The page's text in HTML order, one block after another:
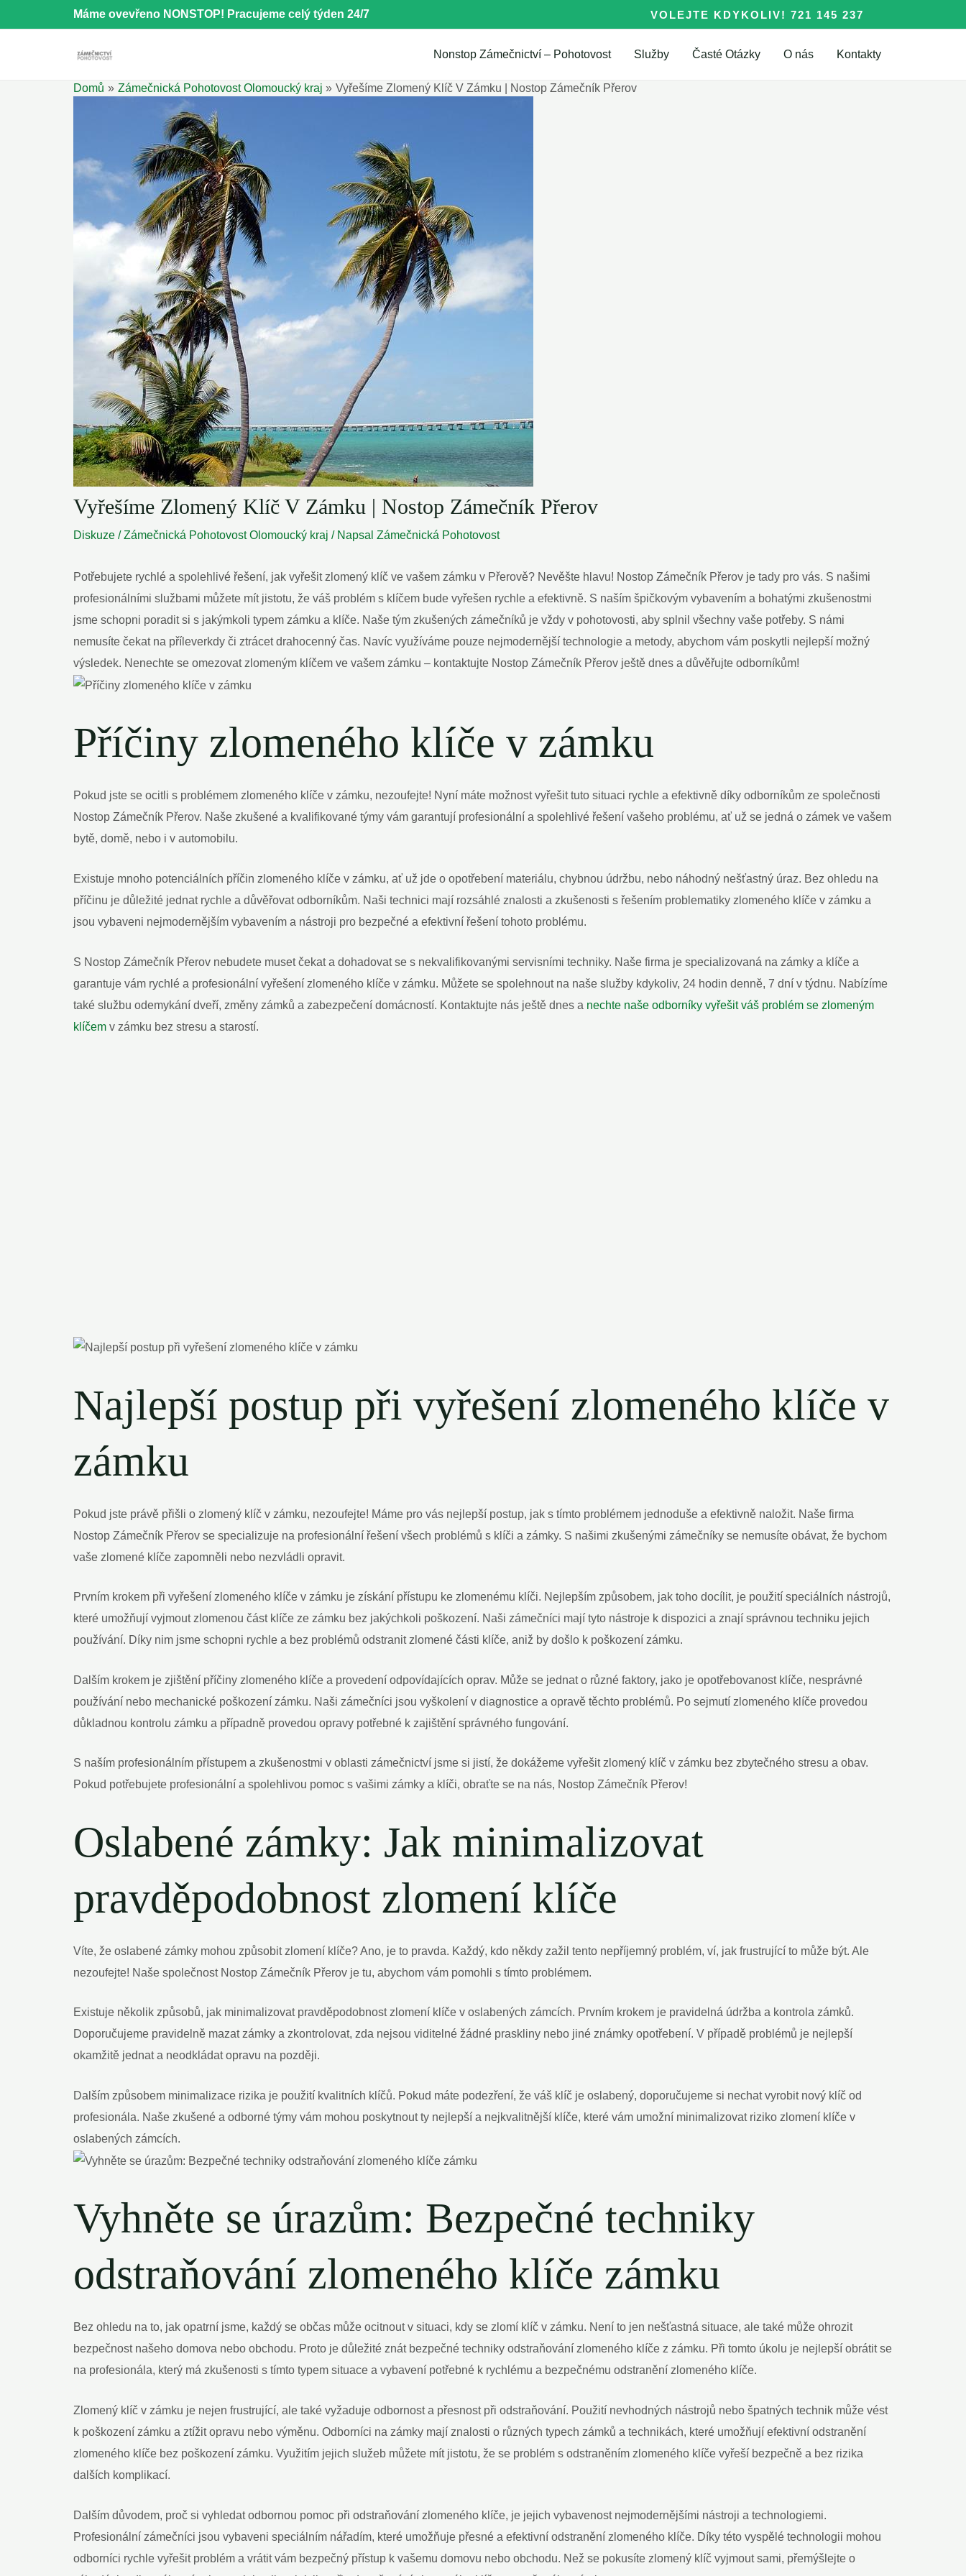
na
Máme ovevřeno NONSTOP! Pracujeme celý týden 24/7 VOLEJTE KDYKOLIV! 721 145 237
Nonstop Zámečnictví – Pohotovost Služby Časté Otázky O nás Kontakty
Domů Zámečnická Pohotovost Olomoucký kraj Vyřešíme Zlomený Klíč V Zámku | Nostop Zámečník Přerov
Vyřešíme Zlomený Klíč V Zámku | Nostop Zámečník Přerov
Diskuze /Zámečnická Pohotovost Olomoucký kraj / Napsal Zámečnická Pohotovost
Potřebujete rychlé a spolehlivé řešení, jak vyřešit zlomený klíč ve vašem zámku v Přerově? Nevěšte hlavu! Nostop Zámečník Přerov je tady pro vás. S našimi
profesionálními službami můžete mít jistotu, že váš problém s klíčem bude vyřešen rychle a efektivně. S naším špičkovým vybavením a bohatými zkušenostmi
jsme schopni poradit si s jakýmkoli typem zámku a klíče. Naše tým zkušených zámečníků je vždy v pohotovosti, aby splnil všechny vaše potřeby. S námi
nemusíte čekat na příleverkdy či ztrácet drahocenný čas. Navíc využíváme pouze nejmodernější technologie a metody, abychom vám poskytli nejlepší možný
výsledek. Nenechte se omezovat zlomeným klíčem ve vašem zámku – kontaktujte Nostop Zámečník Přerov ještě dnes a důvěřujte odborníkům!
Příčiny zlomeného klíče v zámku
Pokud jste se ocitli s problémem zlomeného klíče v zámku, nezoufejte! Nyní máte možnost vyřešit tuto situaci rychle a efektivně díky odborníkům ze společnosti
Nostop Zámečník Přerov. Naše zkušené a kvalifikované týmy vám garantují profesionální a spolehlivé řešení vašeho problému, ať už se jedná o zámek ve vašem
bytě, domě, nebo i v automobilu.
Existuje mnoho potenciálních příčin zlomeného klíče v zámku, ať už jde o opotřebení materiálu, chybnou údržbu, nebo náhodný nešťastný úraz. Bez ohledu na
příčinu je důležité jednat rychle a důvěřovat odborníkům. Naši technici mají rozsáhlé znalosti a zkušenosti s řešením problematiky zlomeného klíče v zámku a
jsou vybaveni nejmodernějším vybavením a nástroji pro bezpečné a efektivní řešení tohoto problému.
S Nostop Zámečník Přerov nebudete muset čekat a dohadovat se s nekvalifikovanými servisními techniky. Naše firma je specializovaná na zámky a klíče a
garantuje vám rychlé a profesionální vyřešení zlomeného klíče v zámku. Můžete se spolehnout na naše služby kdykoliv, 24 hodin denně, 7 dní v týdnu. Nabízíme
také službu odemykání dveří, změny zámků a zabezpečení domácností. Kontaktujte nás ještě dnes a nechte naše odborníky vyřešit váš problém se zlomeným
klíčem v zámku bez stresu a starostí.
Najlepší postup při vyřešení zlomeného klíče v
zámku
Pokud jste právě přišli o zlomený klíč v zámku, nezoufejte! Máme pro vás nejlepší postup, jak s tímto problémem jednoduše a efektivně naložit. Naše firma
Nostop Zámečník Přerov se specializuje na profesionální řešení všech problémů s klíči a zámky. S našimi zkušenými zámečníky se nemusíte obávat, že bychom
vaše zlomené klíče zapomněli nebo nezvládli opravit.
Prvním krokem při vyřešení zlomeného klíče v zámku je získání přístupu ke zlomenému klíči. Nejlepším způsobem, jak toho docílit, je použití speciálních nástrojů,
které umožňují vyjmout zlomenou část klíče ze zámku bez jakýchkoli poškození. Naši zámečníci mají tyto nástroje k dispozici a znají správnou techniku jejich
používání. Díky nim jsme schopni rychle a bez problémů odstranit zlomené části klíče, aniž by došlo k poškození zámku.
Dalším krokem je zjištění příčiny zlomeného klíče a provedení odpovídajících oprav. Může se jednat o různé faktory, jako je opotřebovanost klíče, nesprávné
používání nebo mechanické poškození zámku. Naši zámečníci jsou vyškolení v diagnostice a opravě těchto problémů. Po sejmutí zlomeného klíče provedou
důkladnou kontrolu zámku a případně provedou opravy potřebné k zajištění správného fungování.
S naším profesionálním přístupem a zkušenostmi v oblasti zámečnictví jsme si jistí, že dokážeme vyřešit zlomený klíč v zámku bez zbytečného stresu a obav.
Pokud potřebujete profesionální a spolehlivou pomoc s vašimi zámky a klíči, obraťte se na nás, Nostop Zámečník Přerov!
Oslabené zámky: Jak minimalizovat
pravděpodobnost zlomení klíče
Víte, že oslabené zámky mohou způsobit zlomení klíče? Ano, je to pravda. Každý, kdo někdy zažil tento nepříjemný problém, ví, jak frustrující to může být. Ale
nezoufejte! Naše společnost Nostop Zámečník Přerov je tu, abychom vám pomohli s tímto problémem.
Existuje několik způsobů, jak minimalizovat pravděpodobnost zlomení klíče v oslabených zámcích. Prvním krokem je pravidelná údržba a kontrola zámků.
Doporučujeme pravidelně mazat zámky a zkontrolovat, zda nejsou viditelné žádné praskliny nebo jiné známky opotřebení. V případě problémů je nejlepší
okamžitě jednat a neodkládat opravu na později.
Dalším způsobem minimalizace rizika je použití kvalitních klíčů. Pokud máte podezření, že váš klíč je oslabený, doporučujeme si nechat vyrobit nový klíč od
profesionála. Naše zkušené a odborné týmy vám mohou poskytnout ty nejlepší a nejkvalitnější klíče, které vám umožní minimalizovat riziko zlomení klíče v
oslabených zámcích.
Vyhněte se úrazům: Bezpečné techniky
odstraňování zlomeného klíče zámku
Bez ohledu na to, jak opatrní jsme, každý se občas může ocitnout v situaci, kdy se zlomí klíč v zámku. Není to jen nešťastná situace, ale také může ohrozit
bezpečnost našeho domova nebo obchodu. Proto je důležité znát bezpečné techniky odstraňování zlomeného klíče z zámku. Při tomto úkolu je nejlepší obrátit se
na profesionála, který má zkušenosti s tímto typem situace a vybavení potřebné k rychlému a bezpečnému odstranění zlomeného klíče.
Zlomený klíč v zámku je nejen frustrující, ale také vyžaduje odbornost a přesnost při odstraňování. Použití nevhodných nástrojů nebo špatných technik může vést
k poškození zámku a ztížit opravu nebo výměnu. Odborníci na zámky mají znalosti o různých typech zámků a technikách, které umožňují efektivní odstranění
zlomeného klíče bez poškození zámku. Využitím jejich služeb můžete mít jistotu, že se problém s odstraněním zlomeného klíče vyřeší bezpečně a bez rizika
dalších komplikací.
Dalším důvodem, proč si vyhledat odbornou pomoc při odstraňování zlomeného klíče, je jejich vybavenost nejmodernějšími nástroji a technologiemi.
Profesionální zámečníci jsou vybaveni speciálním nářadím, které umožňuje přesné a efektivní odstranění zlomeného klíče. Díky této vyspělé technologii mohou
odborníci rychle vyřešit problém a vrátit vám bezpečný přístup k vašemu domovu nebo obchodu. Než se pokusíte zlomený klíč vyjmout sami, přemýšlejte o